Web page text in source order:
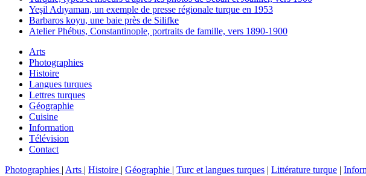
Yeşil Adıyaman, un exemple de presse régionale turque en 1953
Barbaros koyu, une baie près de Silifke
Atelier Phébus, Constantinople, portraits de famille, vers 1890-1900
Arts
Photographies
Histoire
Langues turques
Lettres turques
Géographie
Cuisine
Information
Télévision
Contact
Photographies | Arts | Histoire | Géographie | Turc et langues turques | Littérature turque |